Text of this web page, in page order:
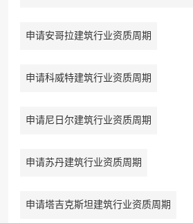
申请安哥拉建筑行业资质周期
申请科威特建筑行业资质周期
申请尼日尔建筑行业资质周期
申请苏丹建筑行业资质周期
申请塔吉克斯坦建筑行业资质周期